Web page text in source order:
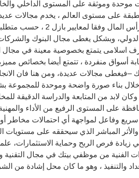
وموثقة على المستوى الداخلي
منها حساب معيار
اسلامى يتمتع بخصوصية معينة في مجال
أسواق منفردة ، تتمتع أيضا بخصائص
مجالات عديدة، ومن هنا فان
خلال بناء صورة واضحة وموحدة للمجموعة
وكان لابد من المتابعة والدراسة الدقيقة
على المستوى الرفيع من الأداء
سريع وفاعل لمواجهة أي احتمالات مخاطر
والأثر المباشر الذي سيحققه على
زيادة فرص الربح وحماية الاستثمارات،
الفنية من موظفي بيتك في مجال